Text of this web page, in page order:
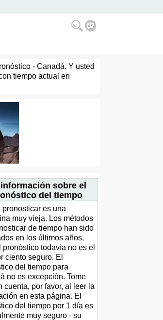
- Canadá. Y usted
tiempo actual en
sobre el
del tiempo
pronosticar es una
muy vieja. Los métodos
de tiempo han sido
en los últimos años,
pronóstico todavía no es el
ciento seguro. El
del tiempo para
no es excepción. Tome
cuenta, por favor, al leer la
en esta página. El
del tiempo por 1 día es
muy seguro - su